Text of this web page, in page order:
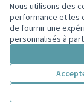
Nous utilisons des
performance et les
de fournir une
personnalisés à
Conditions
Paramètres des
Participez
(Lien externe)
Participez
Site réalisé grâce au